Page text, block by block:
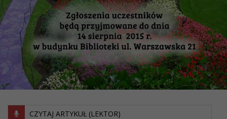
CZYTAJ ARTYKUŁ (LEKTOR)